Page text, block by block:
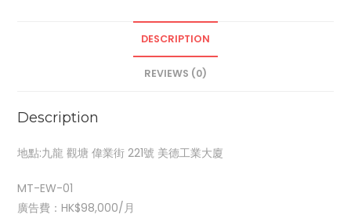
DESCRIPTION
REVIEWS (0)
Description
地點:九龍 觀塘 偉業街 221號 美德工業大廈
MT-EW-01
廣告費：HK$98,000/月